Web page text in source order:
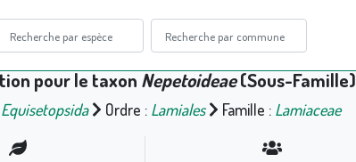
pour le taxon Nepetoideae(Sous-Famille)
Equisetopsida Ordre : Lamiales Famille : Lamiaceae